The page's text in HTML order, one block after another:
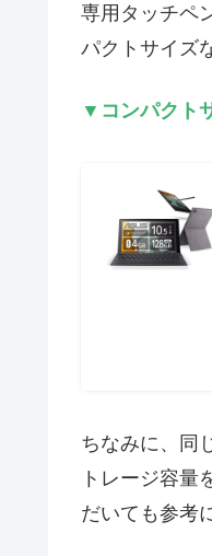
専用タッチペ
パクトサイズ
▼コンパクト
ちなみに、同
トレージ容量
だいても参考